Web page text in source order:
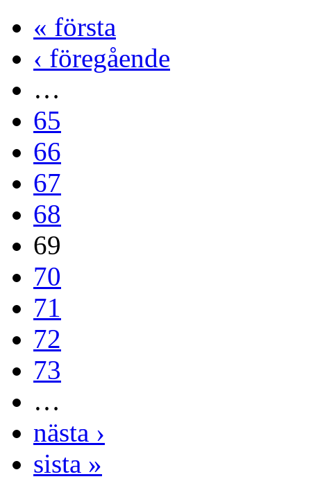
« första
‹ föregående
…
65
66
67
68
69
70
71
72
73
…
nästa ›
sista »